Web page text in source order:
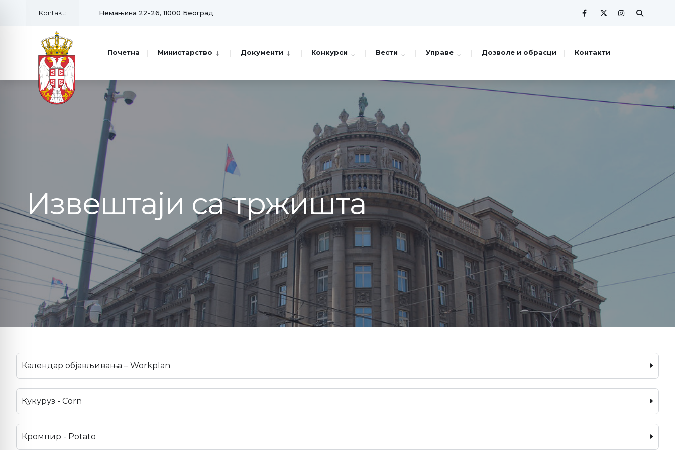
Kontakt: Немањина 22-26, 11000 Београд
Почетна Министарство Документи Конкурси Вести Управе Дозволе и обрасци Контакти
Извештаји са тржишта
Календар објављивања – Workplan
Кукуруз - Corn
Кромпир - Potato